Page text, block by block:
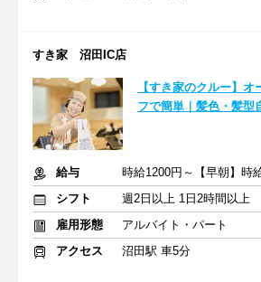
すき家 沼田IC店
【すき家のクルー】
フで簡単｜髪色・髪
給与
シフト
週2日以上 1日2時間以上
雇用形態
アルバイト・パート
アクセス
沼田駅 車5分